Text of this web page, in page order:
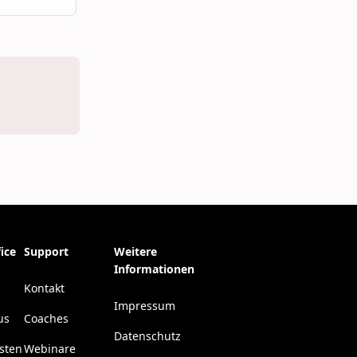
Support
Kontakt
Coaches
Webinare
Weitere
Informationen
Impressum
Datenschutz